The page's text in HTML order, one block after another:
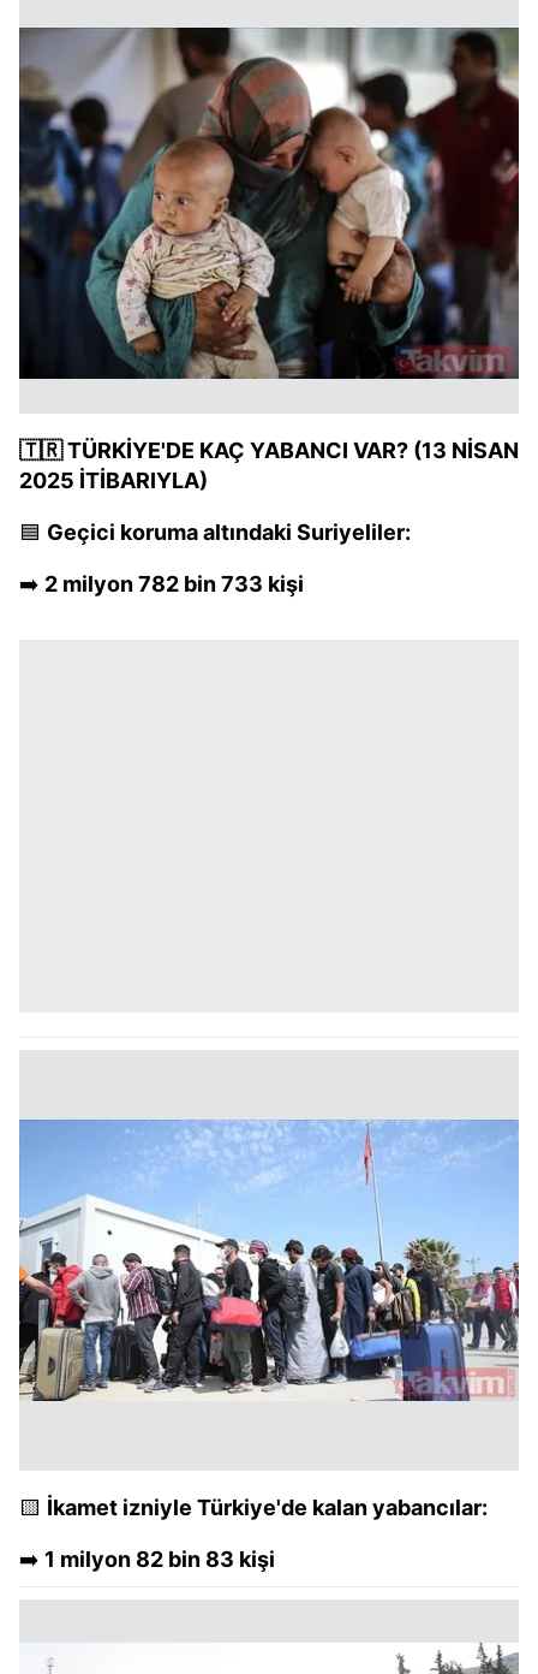
🇹🇷 TÜRKİYE'DE KAÇ YABANCI VAR? (13 NİSAN
2025 İTİBARIYLA)
🟦 Geçici koruma altındaki Suriyeliler:
➡️ 2 milyon 782 bin 733 kişi
🟨 İkamet izniyle Türkiye'de kalan yabancılar:
➡️ 1 milyon 82 bin 83 kişi